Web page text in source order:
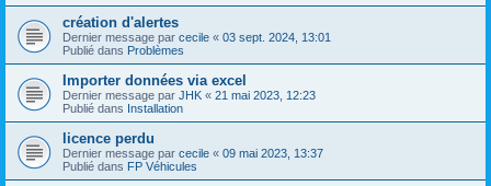
création d'alertes
Dernier message par cecile « 03 sept. 2024, 13:01
Publié dans Problèmes
Importer données via excel
Dernier message par JHK « 21 mai 2023, 12:23
Publié dans Installation
licence perdu
Dernier message par cecile « 09 mai 2023, 13:37
Publié dans FP Véhicules